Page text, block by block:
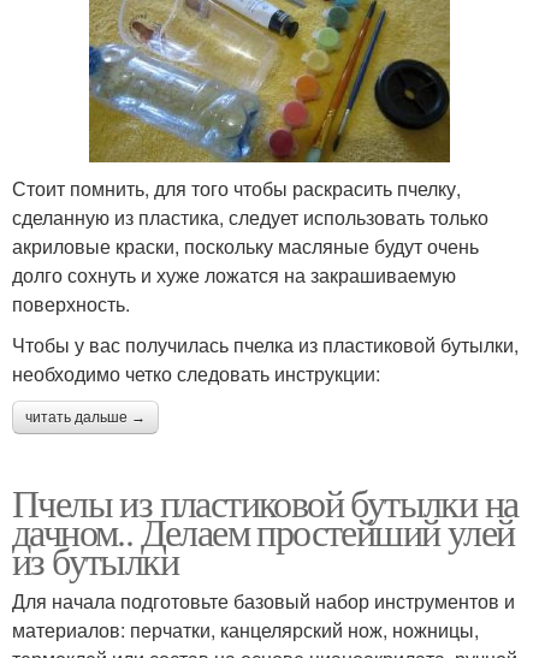
Стоит помнить, для того чтобы раскрасить пчелку,
сделанную из пластика, следует использовать только
акриловые краски, поскольку масляные будут очень
долго сохнуть и хуже ложатся на закрашиваемую
поверхность.
Чтобы у вас получилась пчелка из пластиковой бутылки,
необходимо четко следовать инструкции:
читать дальше →
Пчелы из пластиковой бутылки на
дачном.. Делаем простейший улей
из бутылки
Для начала подготовьте базовый набор инструментов и
материалов: перчатки, канцелярский нож, ножницы,